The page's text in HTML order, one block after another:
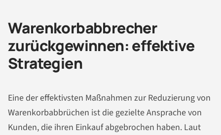
Warenkorbabbrecher
zurückgewinnen: effektive
Strategien
Eine der effektivsten Maßnahmen zur Reduzierung von
Warenkorbabbrüchen ist die gezielte Ansprache von
Kunden, die ihren Einkauf abgebrochen haben. Laut